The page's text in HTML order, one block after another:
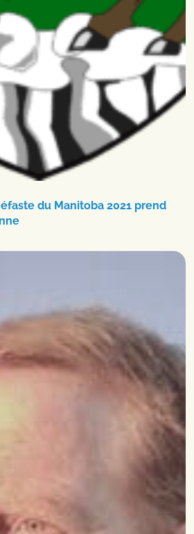
du Manitoba 2021 prend